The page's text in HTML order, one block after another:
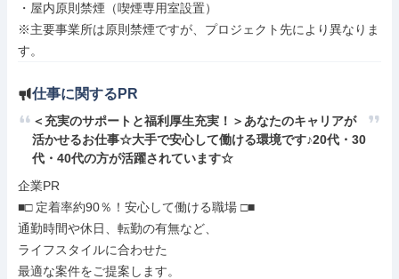
・屋内原則禁煙（喫煙専用室設置）
※主要事業所は原則禁煙ですが、プロジェクト先により異なりま
す。
仕事に関するPR
＜充実のサポートと福利厚生充実！＞あなたのキャリアが
活かせるお仕事☆大手で安心して働ける環境です♪20代・30
代・40代の方が活躍されています☆
企業PR
■□ 定着率約90％！安心して働ける職場 □■
通勤時間や休日、転勤の有無など、
ライフスタイルに合わせた
最適な案件をご提案します。